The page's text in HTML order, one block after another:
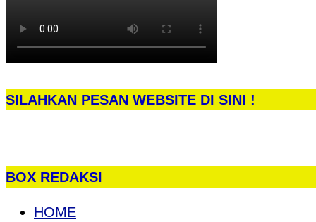
SILAHKAN PESAN WEBSITE DI SINI !
BOX REDAKSI
HOME